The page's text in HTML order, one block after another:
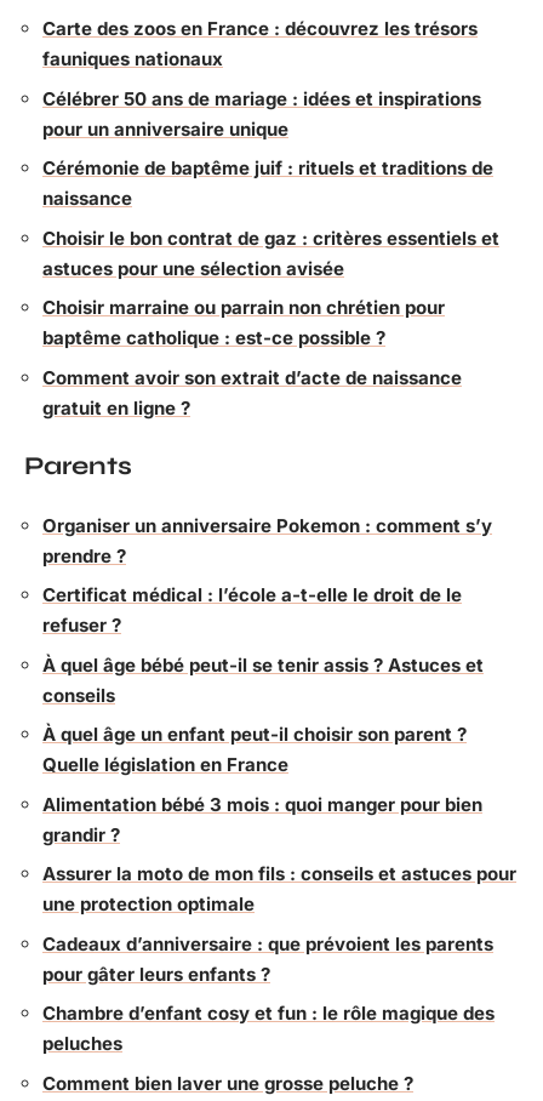
Carte des zoos en France : découvrez les trésors
fauniques nationaux
Célébrer 50 ans de mariage : idées et inspirations
pour un anniversaire unique
Cérémonie de baptême juif : rituels et traditions de
naissance
Choisir le bon contrat de gaz : critères essentiels et
astuces pour une sélection avisée
Choisir marraine ou parrain non chrétien pour
baptême catholique : est-ce possible ?
Comment avoir son extrait d’acte de naissance
gratuit en ligne ?
Parents
Organiser un anniversaire Pokemon : comment s’y
prendre ?
Certificat médical : l’école a-t-elle le droit de le
refuser ?
À quel âge bébé peut-il se tenir assis ? Astuces et
conseils
À quel âge un enfant peut-il choisir son parent ?
Quelle législation en France
Alimentation bébé 3 mois : quoi manger pour bien
grandir ?
Assurer la moto de mon fils : conseils et astuces pour
une protection optimale
Cadeaux d’anniversaire : que prévoient les parents
pour gâter leurs enfants ?
Chambre d’enfant cosy et fun : le rôle magique des
peluches
Comment bien laver une grosse peluche ?